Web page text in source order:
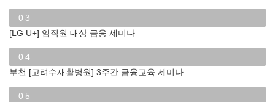
03
[LG U+] 임직원 대상 금융 세미나
04
부천 [고려수재활병원] 3주간 금융교육 세미나
05